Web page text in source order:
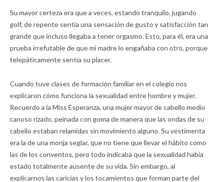
Su mayor certeza era que a veces, estando tranquilo, jugando
golf, de repente sentía una sensación de gusto y satisfacción tan
grande que incluso llegaba a tener orgasmo. Esto, para él, era una
prueba irrefutable de que mi madre lo engañaba con otro, porque
telepáticamente sentía su placer.
Cuando tuve clases de formación familiar en el colegio nos
explicaron cómo funciona la sexualidad entre hombre y mujer.
Recuerdo a la Miss Esperanza, una mujer mayor de cabello medio
canoso rizado, peinada con goma de manera que las ondas de su
cabello estaban relamidas sin movimiento alguno. Su vestimenta
era la de una monja seglar, que no tiene que llevar el hábito como
las de los conventos, pero todo indicaba que la sexualidad había
estado totalmente ausente de su vida. Sin embargo, al
explicarnos las caricias y los tocamientos que forman parte del